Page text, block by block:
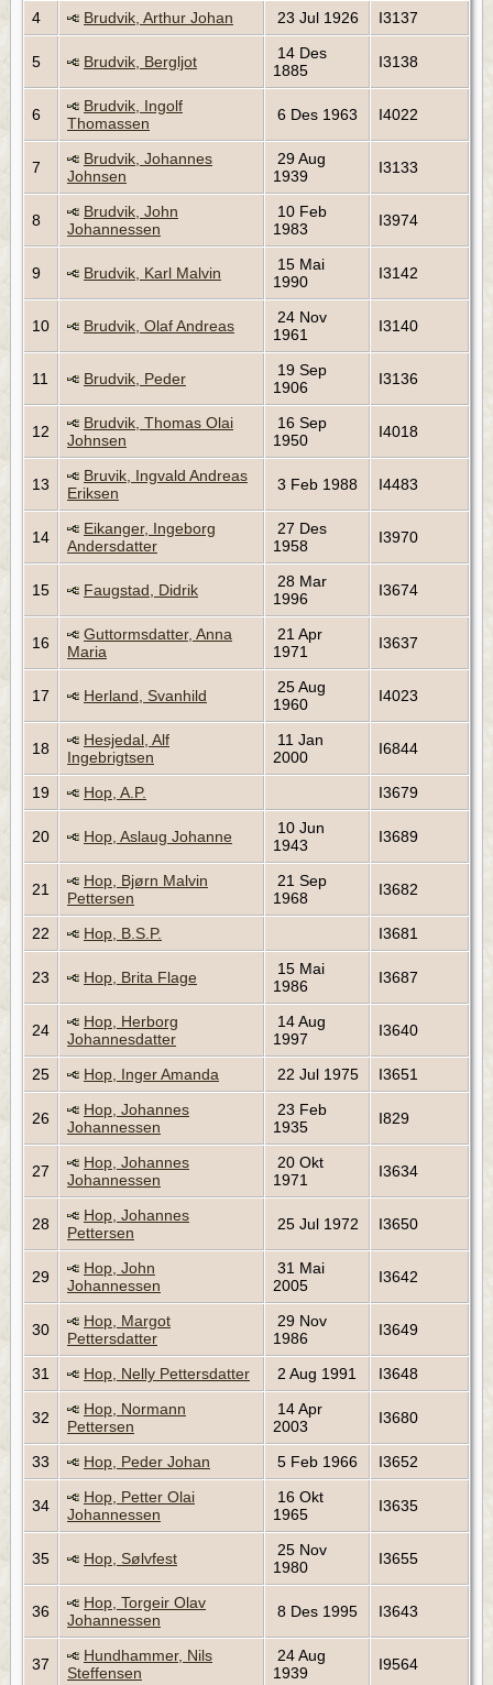
4 Brudvik, Arthur Johan 23 Jul 1926 I3137
5 Brudvik, Bergljot
14 Des
1885
I3138
6
Brudvik, Ingolf
Thomassen
6 Des 1963 I4022
7
Brudvik, Johannes
Johnsen
29 Aug
1939
I3133
8
Brudvik, John
Johannessen
10 Feb
1983
I3974
9 Brudvik, Karl Malvin
15 Mai
1990
I3142
10 Brudvik, Olaf Andreas
24 Nov
1961
I3140
11 Brudvik, Peder
19 Sep
1906
I3136
12
Brudvik, Thomas Olai
Johnsen
16 Sep
1950
I4018
13
Bruvik, Ingvald Andreas
Eriksen
3 Feb 1988 I4483
14
Eikanger, Ingeborg
Andersdatter
27 Des
1958
I3970
15 Faugstad, Didrik
28 Mar
1996
I3674
16
Guttormsdatter, Anna
Maria
21 Apr
1971
I3637
17 Herland, Svanhild
25 Aug
1960
I4023
18
Hesjedal, Alf
Ingebrigtsen
11 Jan
2000
I6844
19 Hop, A.P. I3679
20 Hop, Aslaug Johanne
10 Jun
1943
I3689
21
Hop, Bjørn Malvin
Pettersen
21 Sep
1968
I3682
22 Hop, B.S.P. I3681
23 Hop, Brita Flage
15 Mai
1986
I3687
24
Hop, Herborg
Johannesdatter
14 Aug
1997
I3640
25 Hop, Inger Amanda 22 Jul 1975 I3651
26
Hop, Johannes
Johannessen
23 Feb
1935
I829
27
Hop, Johannes
Johannessen
20 Okt
1971
I3634
28
Hop, Johannes
Pettersen
25 Jul 1972 I3650
29
Hop, John
Johannessen
31 Mai
2005
I3642
30
Hop, Margot
Pettersdatter
29 Nov
1986
I3649
31 Hop, Nelly Pettersdatter 2 Aug 1991 I3648
32
Hop, Normann
Pettersen
14 Apr
2003
I3680
33 Hop, Peder Johan 5 Feb 1966 I3652
34
Hop, Petter Olai
Johannessen
16 Okt
1965
I3635
35 Hop, Sølvfest
25 Nov
1980
I3655
36
Hop, Torgeir Olav
Johannessen
8 Des 1995 I3643
37
Hundhammer, Nils
Steffensen
24 Aug
1939
I9564